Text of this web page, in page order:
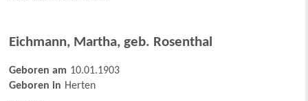
Eichmann, Martha, geb. Rosenthal
Geboren am 10.01.1903
Geboren in Herten